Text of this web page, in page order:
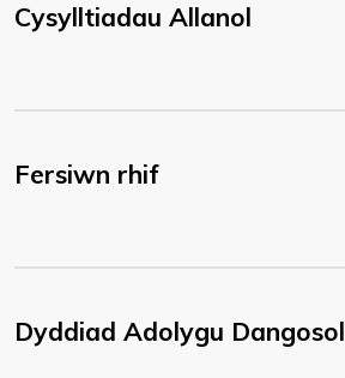
Cysylltiadau Allanol
Fersiwn rhif
Dyddiad Adolygu Dangosol